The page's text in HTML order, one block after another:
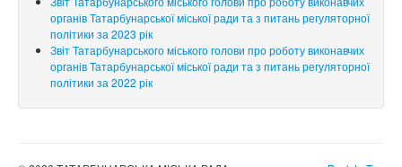
органів Татарбунарської міської ради та з питань регуляторної
політики за 2023 рік
Звіт Татарбунарського міського голови про роботу виконавчих
органів Татарбунарської міської ради та з питань регуляторної
політики за 2022 рік